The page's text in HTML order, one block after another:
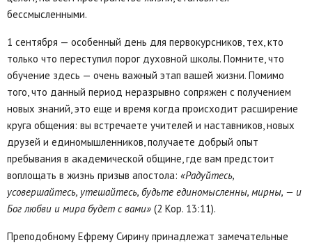
бессмысленными.
1 сентября — особенный день для первокурсников, тех, кто
только что переступил порог духовной школы. Помните, что
обучение здесь — очень важный этап вашей жизни. Помимо
того, что данный период неразрывно сопряжен с получением
новых знаний, это еще и время когда происходит расширение
круга общения: вы встречаете учителей и наставников, новых
друзей и единомышленников, получаете добрый опыт
пребывания в академической общине, где вам предстоит
воплощать в жизнь призыв апостола: «Радуйтесь,
усовершайтесь, утешайтесь, будьте единомысленны, мирны, — и
Бог любви и мира будет с вами» (2 Кор. 13:11).
Преподобному Ефрему Сирину принадлежат замечательные